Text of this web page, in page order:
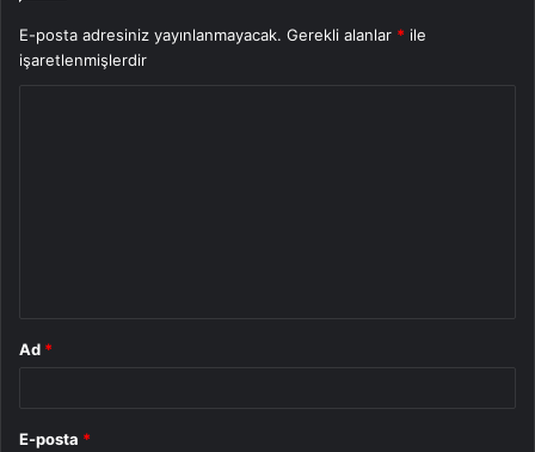
E-posta adresiniz yayınlanmayacak. Gerekli alanlar * ile
işaretlenmişlerdir
Ad *
E-posta *